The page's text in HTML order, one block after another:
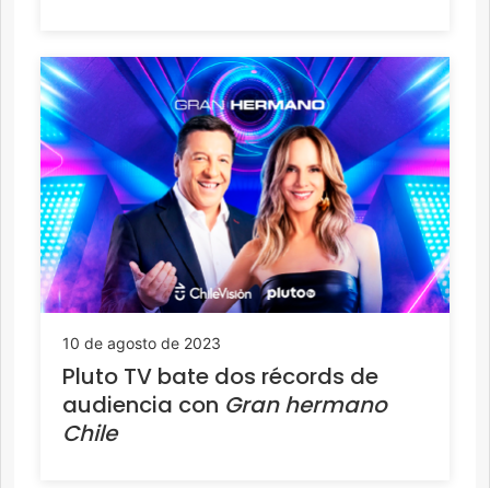
10 de agosto de 2023
Pluto TV bate dos récords de
audiencia con Gran hermano
Chile